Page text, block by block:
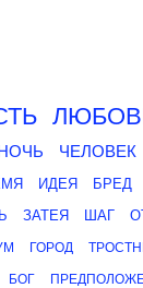
ЧЕЛОВЕК
ИДЕЯ БРЕД
ЗАТЕЯ ШАГ
ГОРОД
БОГ